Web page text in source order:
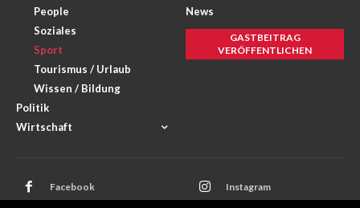
People
Soziales
Sport
Tourismus / Urlaub
Wissen / Bildung
Politik
Wirtschaft
News
GASTBEITRAG
VERÖFFENTLICHEN
Facebook Instagram